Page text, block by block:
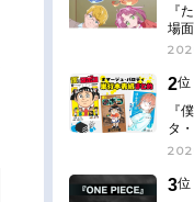
『
場
2位
『
タ
3位